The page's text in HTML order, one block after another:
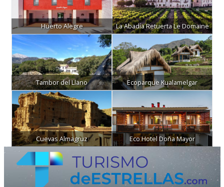
Huerto Alegre La Abadía Retuerta Le Domaine
Tambor del Llano Ecoparque Kualamelgar
Cuevas Almagruz Eco Hotel Doña Mayor